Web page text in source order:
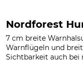
Nordforest
7 cm breite
Warnflügeln und
Sichtbarkeit auch bei